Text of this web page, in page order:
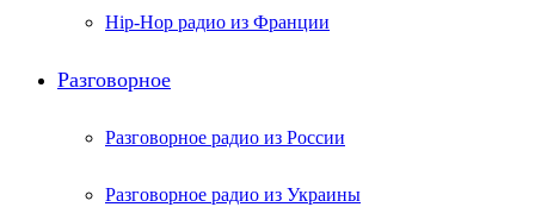
Hip-Hop радио из Франции
Разговорное
Разговорное радио из России
Разговорное радио из Украины